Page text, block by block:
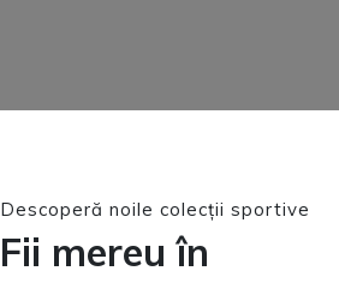
Descoperă noile colecții sportive
Fii mereu în